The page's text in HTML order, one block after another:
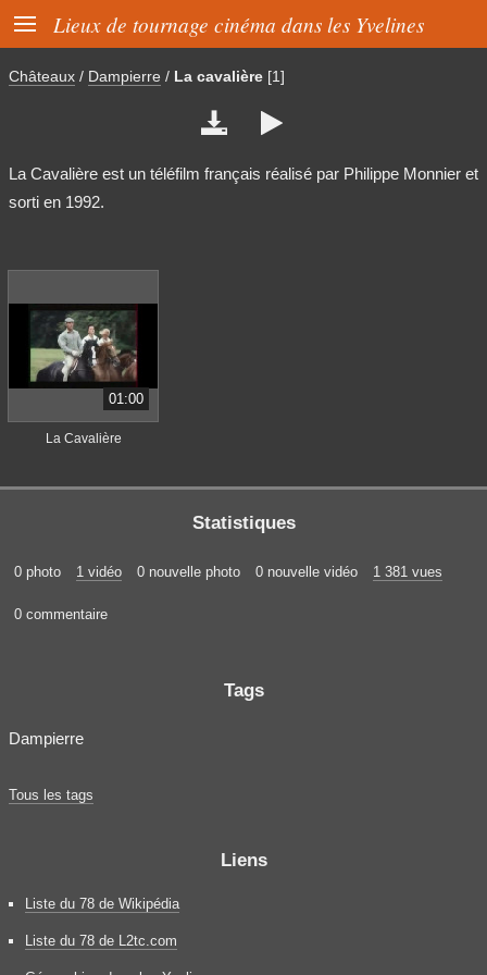
 Lieux de tournage cinéma dans les Yvelines
Châteaux / Dampierre / La cavalière [1]
 
La Cavalière est un téléfilm français réalisé par Philippe Monnier et
sorti en 1992.
01:00
La Cavalière
Statistiques
0 photo 1 vidéo 0 nouvelle photo 0 nouvelle vidéo 1 381 vues
0 commentaire
Tags
Dampierre
Tous les tags
Liens
Liste du 78 de Wikipédia
Liste du 78 de L2tc.com